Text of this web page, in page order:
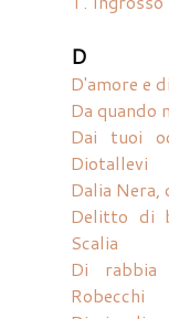
D
D'amore e
Da quando
Dai tuoi
Diotallevi
Dalia Nera,
Delitto di
Scalia
Di
Robecchi